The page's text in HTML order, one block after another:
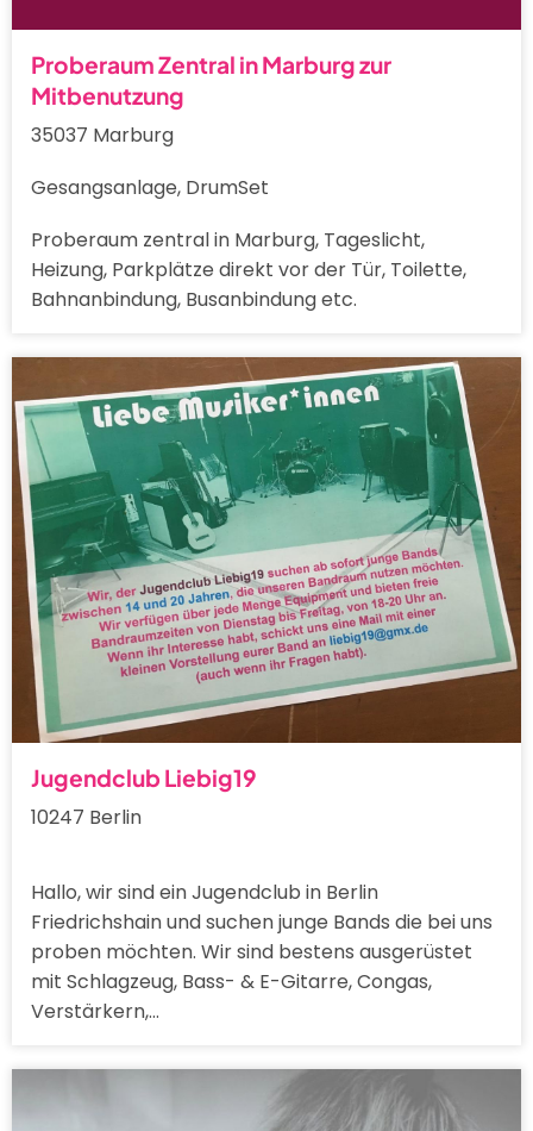
Proberaum Zentral in Marburg zur
Mitbenutzung
35037 Marburg
Gesangsanlage, DrumSet
Proberaum zentral in Marburg, Tageslicht,
Heizung, Parkplätze direkt vor der Tür, Toilette,
Bahnanbindung, Busanbindung etc.
Jugendclub Liebig19
10247 Berlin
Hallo, wir sind ein Jugendclub in Berlin
Friedrichshain und suchen junge Bands die bei uns
proben möchten. Wir sind bestens ausgerüstet
mit Schlagzeug, Bass- & E-Gitarre, Congas,
Verstärkern,…